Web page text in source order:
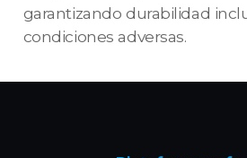
garantizando durabilidad
condiciones adversas.